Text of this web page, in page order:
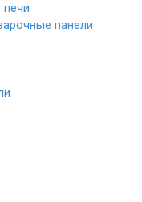
панели